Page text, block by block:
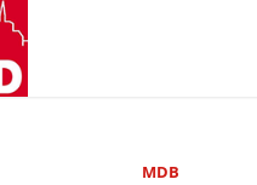
MDB